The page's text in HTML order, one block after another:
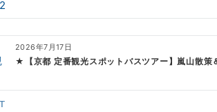
2026年7月17日
★【京都 定番観光スポットバスツアー】嵐山散策